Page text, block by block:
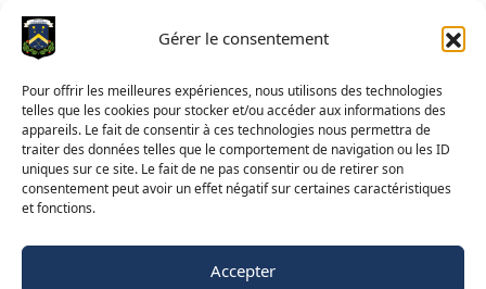
Gérer le consentement
Pour offrir les meilleures expériences, nous utilisons des technologies
telles que les cookies pour stocker et/ou accéder aux informations des
appareils. Le fait de consentir à ces technologies nous permettra de
traiter des données telles que le comportement de navigation ou les ID
uniques sur ce site. Le fait de ne pas consentir ou de retirer son
consentement peut avoir un effet négatif sur certaines caractéristiques
et fonctions.
Accepter
Bar/Restaurant+32 4 278 75 03
Réserver un green fee
Apprendre le golf
Calendrier du Club
Ouverture du terrain
NL